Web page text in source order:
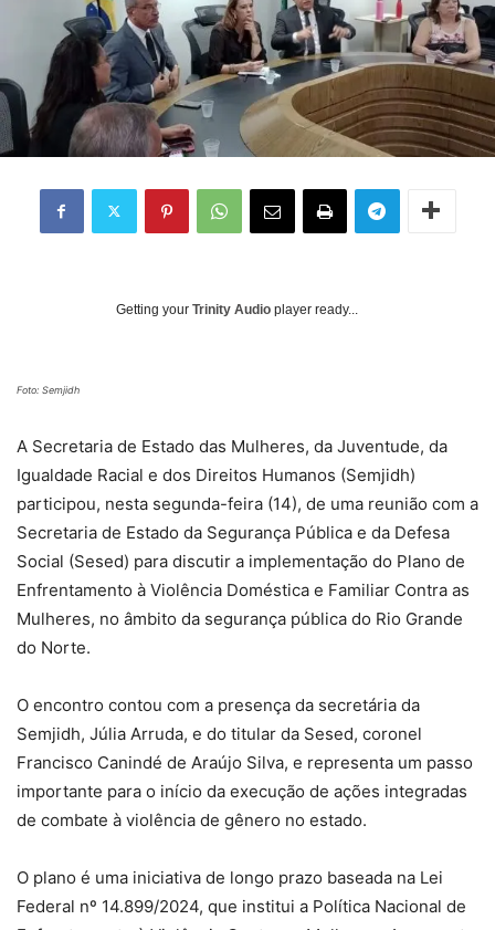
Getting your Trinity Audio player ready...
Foto: Semjidh
A Secretaria de Estado das Mulheres, da Juventude, da
Igualdade Racial e dos Direitos Humanos (Semjidh)
participou, nesta segunda-feira (14), de uma reunião com a
Secretaria de Estado da Segurança Pública e da Defesa
Social (Sesed) para discutir a implementação do Plano de
Enfrentamento à Violência Doméstica e Familiar Contra as
Mulheres, no âmbito da segurança pública do Rio Grande
do Norte.
O encontro contou com a presença da secretária da
Semjidh, Júlia Arruda, e do titular da Sesed, coronel
Francisco Canindé de Araújo Silva, e representa um passo
importante para o início da execução de ações integradas
de combate à violência de gênero no estado.
O plano é uma iniciativa de longo prazo baseada na Lei
Federal nº 14.899/2024, que institui a Política Nacional de